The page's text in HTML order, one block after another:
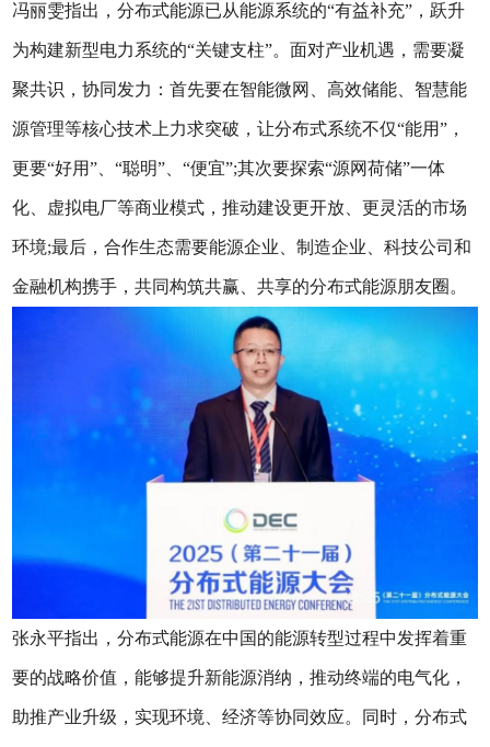
冯丽雯指出，分布式能源已从能源系统的“有益补充”，跃升
为构建新型电力系统的“关键支柱”。面对产业机遇，需要凝
聚共识，协同发力：首先要在智能微网、高效储能、智慧能
源管理等核心技术上力求突破，让分布式系统不仅“能用”，
更要“好用”、“聪明”、“便宜”;其次要探索“源网荷储”一体
化、虚拟电厂等商业模式，推动建设更开放、更灵活的市场
环境;最后，合作生态需要能源企业、制造企业、科技公司和
金融机构携手，共同构筑共赢、共享的分布式能源朋友圈。
张永平指出，分布式能源在中国的能源转型过程中发挥着重
要的战略价值，能够提升新能源消纳，推动终端的电气化，
助推产业升级，实现环境、经济等协同效应。同时，分布式